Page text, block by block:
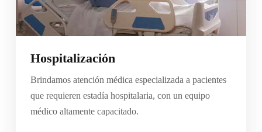
Hospitalización
Brindamos atención médica especializada a pacientes
que requieren estadía hospitalaria, con un equipo
médico altamente capacitado.